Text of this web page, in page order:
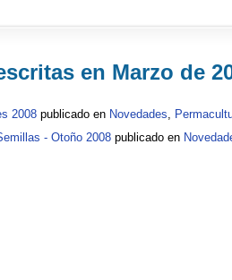
en Marzo de
2008 publicado en Novedades
- Otoño 2008 publicado en